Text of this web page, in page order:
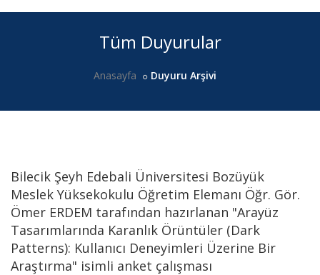
Tüm Duyurular
Anasayfa Duyuru Arşivi
Bilecik Şeyh Edebali Üniversitesi Bozüyük
Meslek Yüksekokulu Öğretim Elemanı Öğr. Gör.
Ömer ERDEM tarafından hazırlanan "Arayüz
Tasarımlarında Karanlık Örüntüler (Dark
Patterns): Kullanıcı Deneyimleri Üzerine Bir
Araştırma" isimli anket çalışması